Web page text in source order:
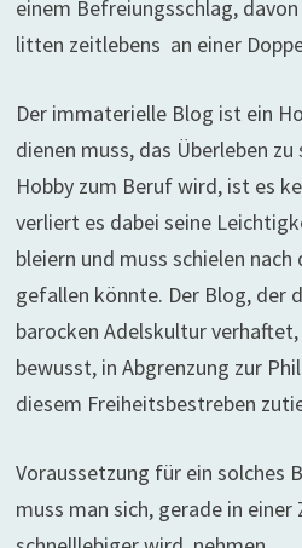
einem Befreiungsschlag,
litten zeitlebens an einer
Der immaterielle Blog ist ein
dienen muss, das Überleben zu
Hobby zum Beruf wird, ist es
verliert es dabei seine
bleiern und muss schielen
gefallen könnte. Der Blog, der
barocken Adelskultur
bewusst, in Abgrenzung zur
diesem Freiheitsbestreben
Voraussetzung für ein solches
muss man sich, gerade in